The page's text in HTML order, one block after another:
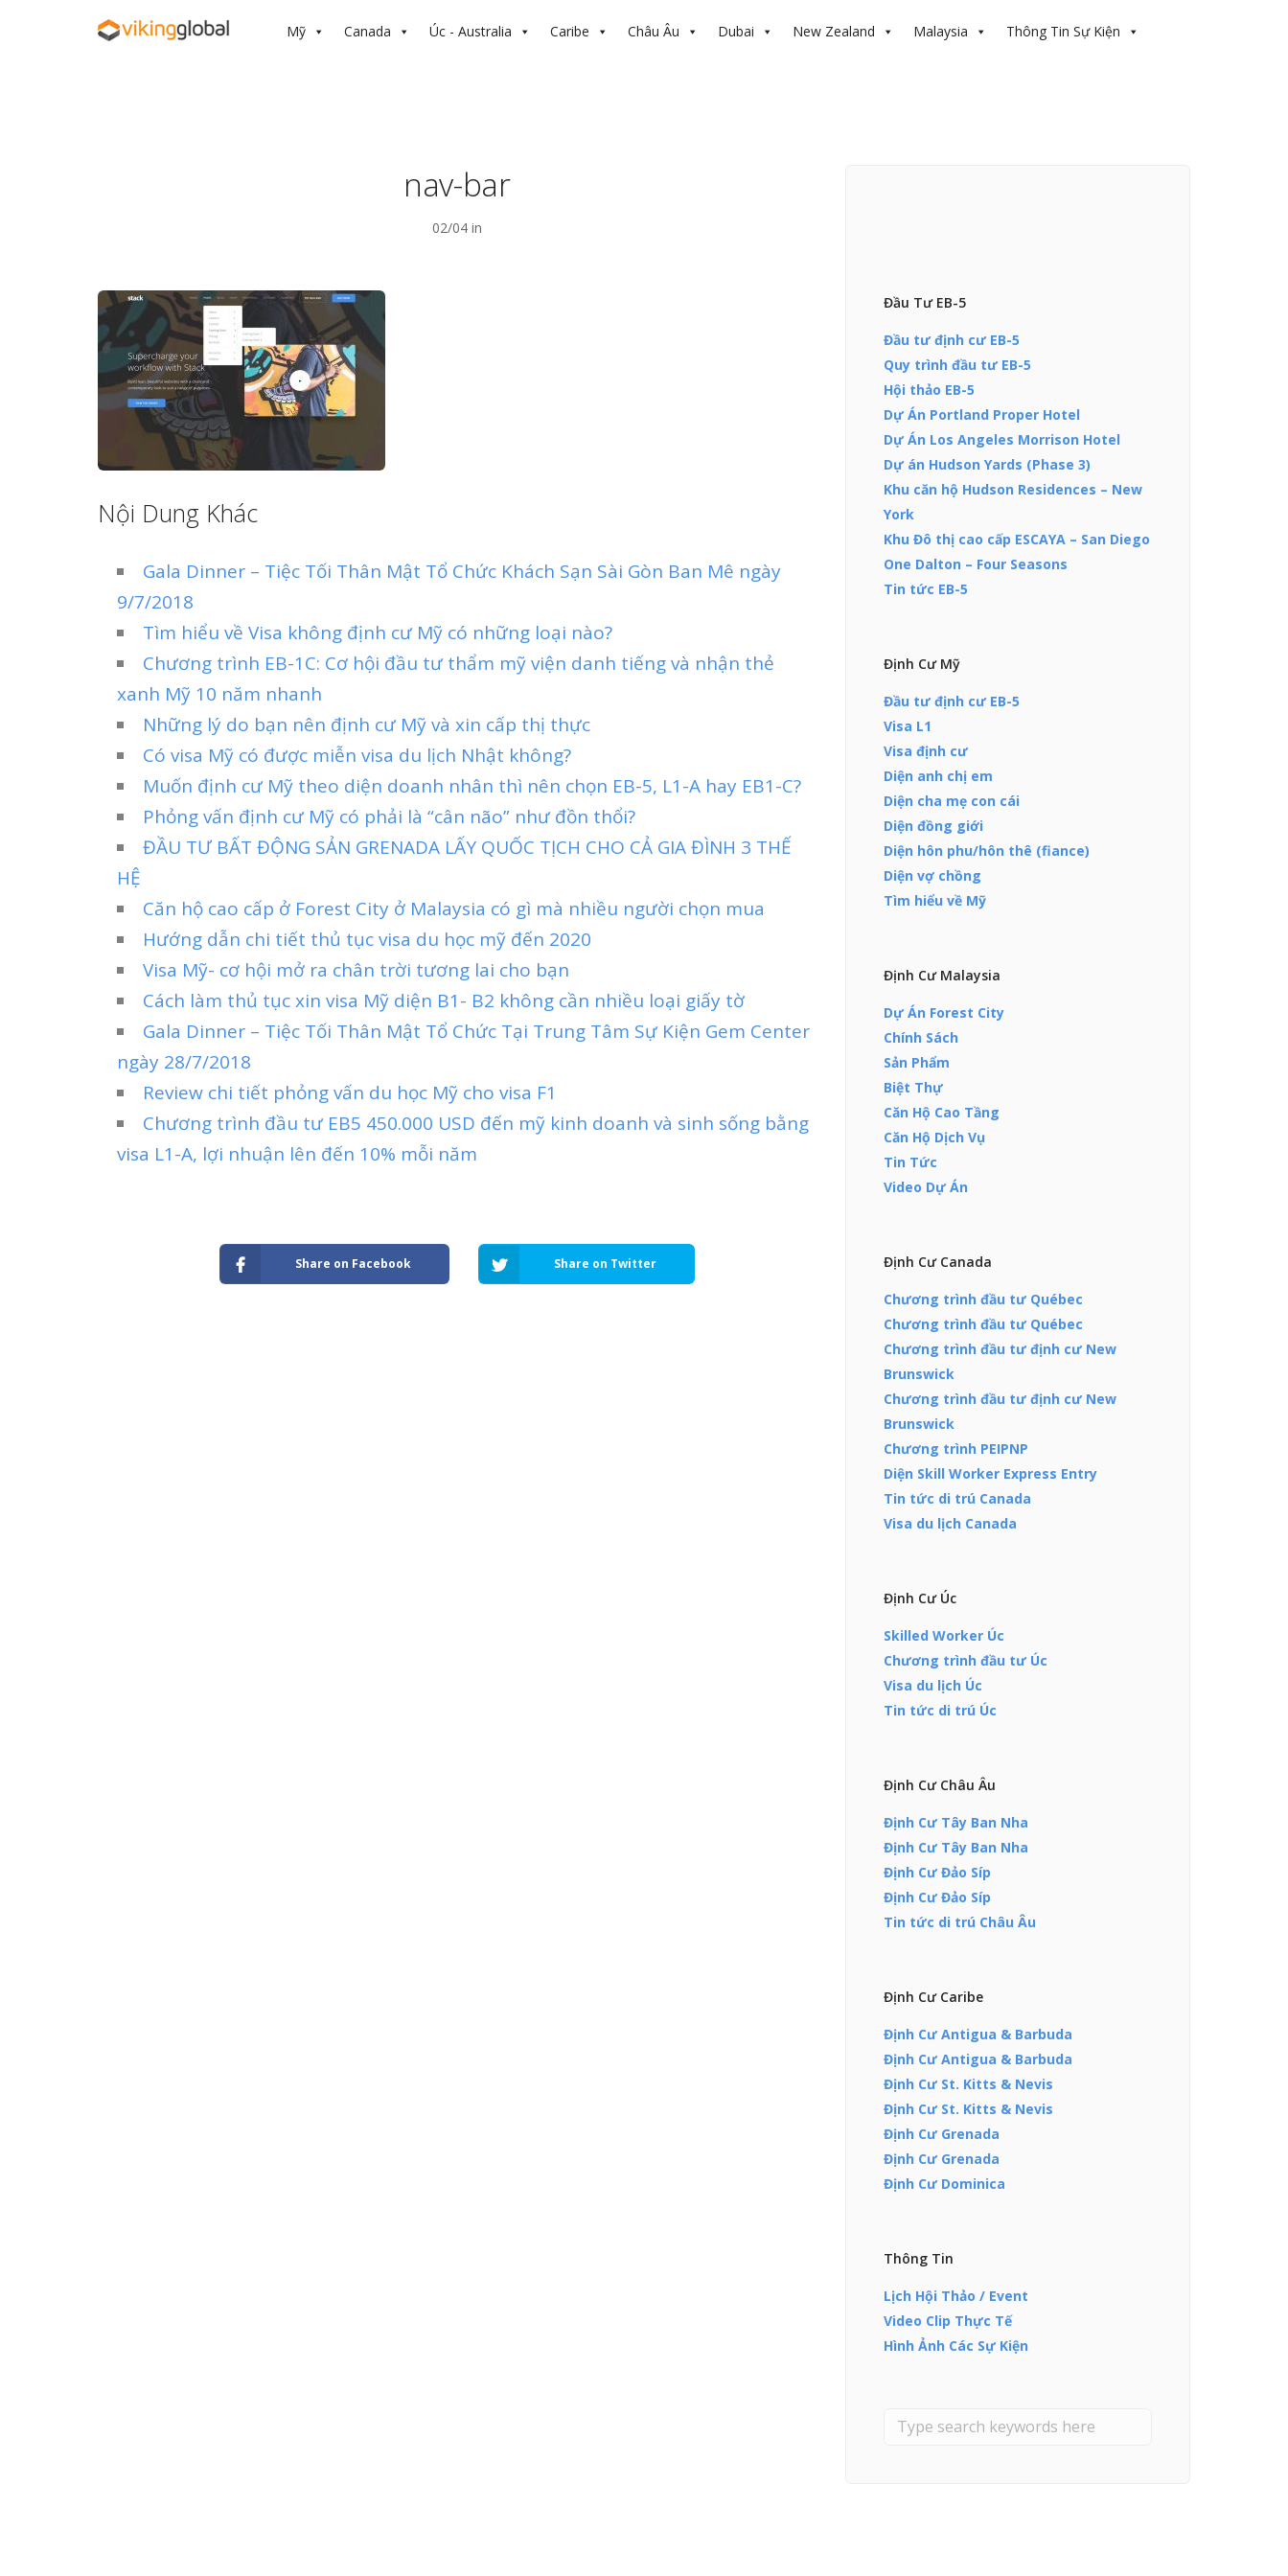
Mỹ Canada Úc - Australia Caribe Châu Âu Dubai New Zealand Malaysia Thông Tin Sự Kiện
nav-bar
02/04 in
Nội Dung Khác
Gala Dinner – Tiệc Tối Thân Mật Tổ Chức Khách Sạn Sài Gòn Ban Mê ngày
9/7/2018
Tìm hiểu về Visa không định cư Mỹ có những loại nào?
Chương trình EB-1C: Cơ hội đầu tư thẩm mỹ viện danh tiếng và nhận thẻ
xanh Mỹ 10 năm nhanh
Những lý do bạn nên định cư Mỹ và xin cấp thị thực
Có visa Mỹ có được miễn visa du lịch Nhật không?
Muốn định cư Mỹ theo diện doanh nhân thì nên chọn EB-5, L1-A hay EB1-C?
Phỏng vấn định cư Mỹ có phải là “cân não” như đồn thổi?
ĐẦU TƯ BẤT ĐỘNG SẢN GRENADA LẤY QUỐC TỊCH CHO CẢ GIA ĐÌNH 3 THẾ
HỆ
Căn hộ cao cấp ở Forest City ở Malaysia có gì mà nhiều người chọn mua
Hướng dẫn chi tiết thủ tục visa du học mỹ đến 2020
Visa Mỹ- cơ hội mở ra chân trời tương lai cho bạn
Cách làm thủ tục xin visa Mỹ diện B1- B2 không cần nhiều loại giấy tờ
Gala Dinner – Tiệc Tối Thân Mật Tổ Chức Tại Trung Tâm Sự Kiện Gem Center
ngày 28/7/2018
Review chi tiết phỏng vấn du học Mỹ cho visa F1
Chương trình đầu tư EB5 450.000 USD đến mỹ kinh doanh và sinh sống bằng
visa L1-A, lợi nhuận lên đến 10% mỗi năm
Share on Facebook Share on Twitter
Đầu Tư EB-5
Đầu tư định cư EB-5
Quy trình đầu tư EB-5
Hội thảo EB-5
Dự Án Portland Proper Hotel
Dự Án Los Angeles Morrison Hotel
Dự án Hudson Yards (Phase 3)
Khu căn hộ Hudson Residences – New
York
Khu Đô thị cao cấp ESCAYA – San Diego
One Dalton – Four Seasons
Tin tức EB-5
Định Cư Mỹ
Đầu tư định cư EB-5
Visa L1
Visa định cư
Diện anh chị em
Diện cha mẹ con cái
Diện đồng giới
Diện hôn phu/hôn thê (fiance)
Diện vợ chồng
Tìm hiểu về Mỹ
Định Cư Malaysia
Dự Án Forest City
Chính Sách
Sản Phẩm
Biệt Thự
Căn Hộ Cao Tầng
Căn Hộ Dịch Vụ
Tin Tức
Video Dự Án
Định Cư Canada
Chương trình đầu tư Québec
Chương trình đầu tư Québec
Chương trình đầu tư định cư New
Brunswick
Chương trình đầu tư định cư New
Brunswick
Chương trình PEIPNP
Diện Skill Worker Express Entry
Tin tức di trú Canada
Visa du lịch Canada
Định Cư Úc
Skilled Worker Úc
Chương trình đầu tư Úc
Visa du lịch Úc
Tin tức di trú Úc
Định Cư Châu Âu
Định Cư Tây Ban Nha
Định Cư Tây Ban Nha
Định Cư Đảo Síp
Định Cư Đảo Síp
Tin tức di trú Châu Âu
Định Cư Caribe
Định Cư Antigua & Barbuda
Định Cư Antigua & Barbuda
Định Cư St. Kitts & Nevis
Định Cư St. Kitts & Nevis
Định Cư Grenada
Định Cư Grenada
Định Cư Dominica
Thông Tin
Lịch Hội Thảo / Event
Video Clip Thực Tế
Hình Ảnh Các Sự Kiện